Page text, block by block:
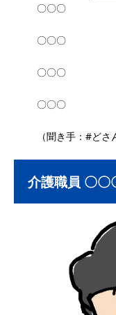
〇〇〇
〇〇〇
〇〇〇
〇〇〇
（聞き手：#どさ
介護職員 〇〇